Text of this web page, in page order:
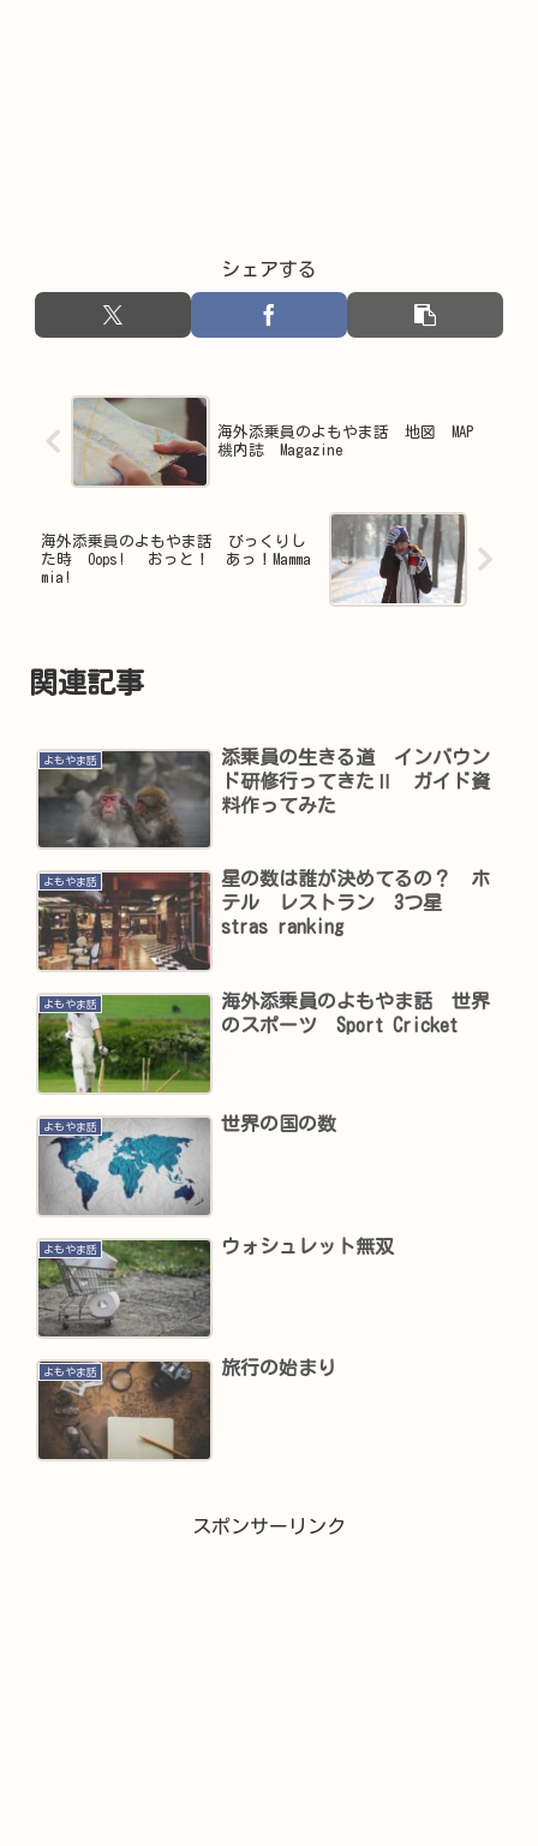
シェアする
海外添乗員のよもやま話 地図 MAP
機内誌 Magazine
海外添乗員のよもやま話 びっくりし
た時 Oops! おっと！ あっ！Mamma
mia!
関連記事
よもやま話
添乗員の生きる道 インバウン
ド研修行ってきたⅡ ガイド資
料作ってみた
よもやま話
星の数は誰が決めてるの？ ホ
テル レストラン 3つ星
stras ranking
よもやま話
海外添乗員のよもやま話 世界
のスポーツ Sport Cricket
よもやま話 世界の国の数
よもやま話 ウォシュレット無双
よもやま話 旅行の始まり
スポンサーリンク